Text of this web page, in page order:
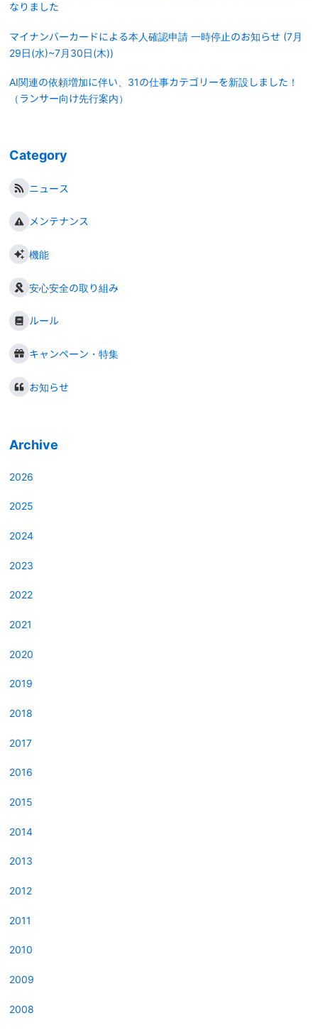
なりました
マイナンバーカードによる本人確認申請 一時停止のお知らせ (7月
29日(水)~7月30日(木))
AI関連の依頼増加に伴い、31の仕事カテゴリーを新設しました！
（ランサー向け先行案内）
Category
ニュース
メンテナンス
機能
安心安全の取り組み
ルール
キャンペーン・特集
お知らせ
Archive
2026
2025
2024
2023
2022
2021
2020
2019
2018
2017
2016
2015
2014
2013
2012
2011
2010
2009
2008